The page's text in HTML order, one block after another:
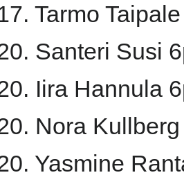
Tarmo
Santeri Susi
Iira Hannula
Nora
Yasmine